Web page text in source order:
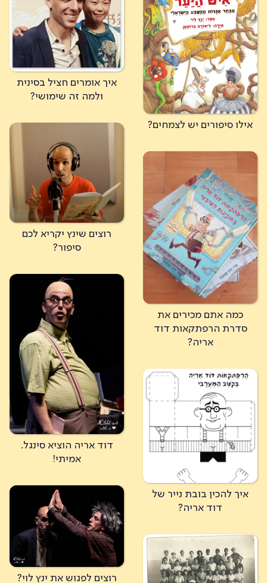
איך אומרים חציל בסינית
ולמה זה שימושי?
אילו סיפורים יש לצמחים?
רוצים שינץ יקריא לכם
סיפור?
כמה אתם מכירים את
סדרת הרפתקאות דוד
אריה?
דוד אריה הוציא סינגל.
אמיתי!
איך להכין בובת נייר של
דוד אריה?
רוצים לפגוש את ינץ לוי?